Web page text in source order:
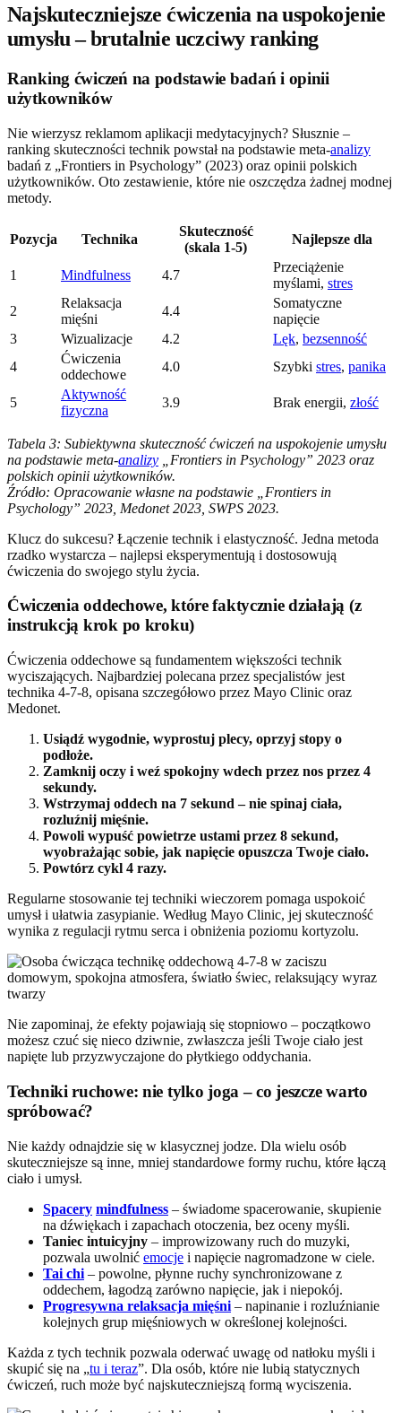
Najskuteczniejsze ćwiczenia na uspokojenie
umysłu – brutalnie uczciwy ranking
Ranking ćwiczeń na podstawie badań i opinii
użytkowników
Nie wierzysz reklamom aplikacji medytacyjnych? Słusznie –
ranking skuteczności technik powstał na podstawie meta-analizy
badań z „Frontiers in Psychology” (2023) oraz opinii polskich
użytkowników. Oto zestawienie, które nie oszczędza żadnej modnej
metody.
Pozycja Technika
Skuteczność
(skala 1-5)
Najlepsze dla
1 Mindfulness 4.7
Przeciążenie
myślami, stres
2
Relaksacja
mięśni
4.4
Somatyczne
napięcie
3
Wizualizacje 4.2 Lęk, bezsenność
4
Ćwiczenia
oddechowe
4.0 Szybki stres, panika
5
Aktywność
fizyczna
3.9 Brak energii, złość
Tabela 3: Subiektywna skuteczność ćwiczeń na uspokojenie umysłu
na podstawie meta-analizy „Frontiers in Psychology” 2023 oraz
polskich opinii użytkowników.
Źródło: Opracowanie własne na podstawie „Frontiers in
Psychology” 2023, Medonet 2023, SWPS 2023.
Klucz do sukcesu? Łączenie technik i elastyczność. Jedna metoda
rzadko wystarcza – najlepsi eksperymentują i dostosowują
ćwiczenia do swojego stylu życia.
Ćwiczenia oddechowe, które faktycznie działają (z
instrukcją krok po kroku)
Ćwiczenia oddechowe są fundamentem większości technik
wyciszających. Najbardziej polecana przez specjalistów jest
technika 4-7-8, opisana szczegółowo przez Mayo Clinic oraz
Medonet.
Usiądź wygodnie, wyprostuj plecy, oprzyj stopy o
podłoże.
Zamknij oczy i weź spokojny wdech przez nos przez 4
sekundy.
Wstrzymaj oddech na 7 sekund – nie spinaj ciała,
rozluźnij mięśnie.
Powoli wypuść powietrze ustami przez 8 sekund,
wyobrażając sobie, jak napięcie opuszcza Twoje ciało.
Powtórz cykl 4 razy.
Regularne stosowanie tej techniki wieczorem pomaga uspokoić
umysł i ułatwia zasypianie. Według Mayo Clinic, jej skuteczność
wynika z regulacji rytmu serca i obniżenia poziomu kortyzolu.
Nie zapominaj, że efekty pojawiają się stopniowo – początkowo
możesz czuć się nieco dziwnie, zwłaszcza jeśli Twoje ciało jest
napięte lub przyzwyczajone do płytkiego oddychania.
Techniki ruchowe: nie tylko joga – co jeszcze warto
spróbować?
Nie każdy odnajdzie się w klasycznej jodze. Dla wielu osób
skuteczniejsze są inne, mniej standardowe formy ruchu, które łączą
ciało i umysł.
Spacery mindfulness – świadome spacerowanie, skupienie
na dźwiękach i zapachach otoczenia, bez oceny myśli.
Taniec intuicyjny – improwizowany ruch do muzyki,
pozwala uwolnić emocje i napięcie nagromadzone w ciele.
Tai chi – powolne, płynne ruchy synchronizowane z
oddechem, łagodzą zarówno napięcie, jak i niepokój.
Progresywna relaksacja mięśni – napinanie i rozluźnianie
kolejnych grup mięśniowych w określonej kolejności.
Każda z tych technik pozwala oderwać uwagę od natłoku myśli i
skupić się na „tu i teraz”. Dla osób, które nie lubią statycznych
ćwiczeń, ruch może być najskuteczniejszą formą wyciszenia.